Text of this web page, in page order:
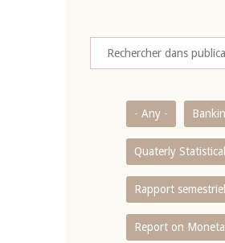
- Any -
Quaterly
Rapport
Report on